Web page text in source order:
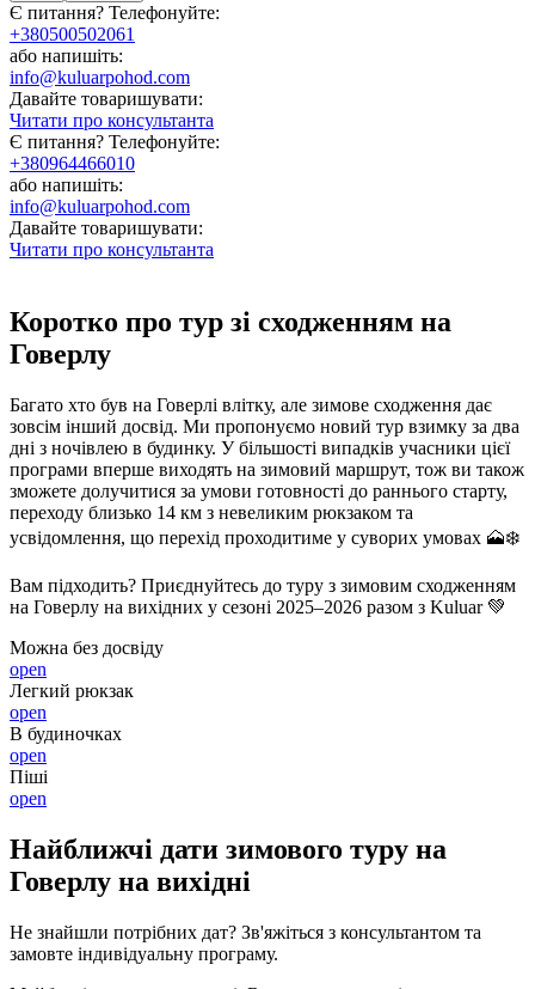
Є питання? Телефонуйте:
+380500502061
або напишіть:
info@kuluarpohod.com
Давайте товаришувати:
Читати про консультанта
Є питання? Телефонуйте:
+380964466010
або напишіть:
info@kuluarpohod.com
Давайте товаришувати:
Читати про консультанта
Коротко про тур зі сходженням на
Говерлу
Багато хто був на Говерлі влітку, але зимове сходження дає
зовсім інший досвід. Ми пропонуємо новий тур взимку за два
дні з ночівлею в будинку. У більшості випадків учасники цієї
програми вперше виходять на зимовий маршрут, тож ви також
зможете долучитися за умови готовності до раннього старту,
переходу близько 14 км з невеликим рюкзаком та
усвідомлення, що перехід проходитиме у суворих умовах 🗻❄️
Вам підходить? Приєднуйтесь до туру з зимовим сходженням
на Говерлу на вихідних у сезоні 2025–2026 разом з Kuluar 💚
Можна без досвіду
open
Легкий рюкзак
open
В будиночках
open
Піші
open
Найближчі дати зимового туру на
Говерлу на вихідні
Не знайшли потрібних дат? Зв'яжіться з консультантом та
замовте індивідуальну програму.